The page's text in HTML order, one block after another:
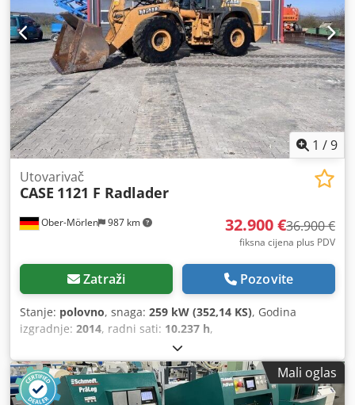
1 /9
Ober-Mörlen 987 km
Utovarivač
CASE 1121 F Radlader
32.900 €36.900 €
fiksna cijena plus PDV
Zatraži Pozovite
Stanje: polovno, snaga: 259 kW (352,14 KS), Godina
izgradnje: 2014, radni sati: 10.237 h,
Mali oglas